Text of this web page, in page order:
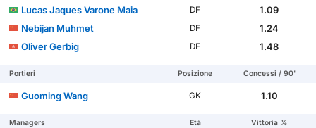
Lucas Jaques Varone Maia
DF
1.09
Nebijan Muhmet
DF
1.24
Oliver Gerbig
DF 1.48
Portieri Posizione Concessi / 90'
Guoming Wang GK 1.10
Managers Età Vittoria %